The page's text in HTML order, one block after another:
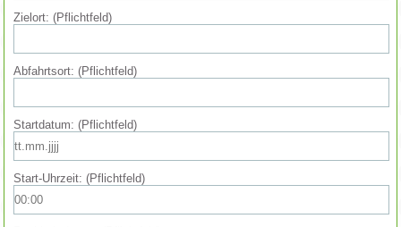
Zielort: (Pflichtfeld)
Abfahrtsort: (Pflichtfeld)
Startdatum: (Pflichtfeld)
Start-Uhrzeit: (Pflichtfeld)